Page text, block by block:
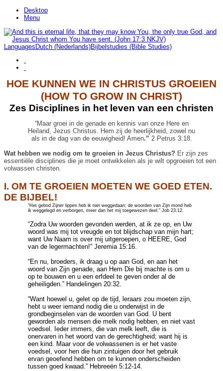
Desktop
Menu
LanguagesDutch (Nederlands)Bijbelstudies (Bible Studies)
HOE KUNNEN WE IN CHRISTUS GROEIEN
(HOW TO GROW IN CHRIST)
Zes Disciplines in het leven van een christen
“Maar groei in de genade en kennis van onze Here en
Heiland, Jezus Christus. Hem zij de heerlijkheid, zowel nu
als in de dag van de eeuwigheid! Amen.” 2 Petrus 3:18.
Wat hebben we nodig om te groeien in Jezus Christus? Er zijn zes
essentiële disciplines die je moet ontwikkelen als je wilt opgroeien tot een
volwassen christen.
I. OM TE GROEIEN MOETEN WE GOED ETEN.
DE BIJBEL!
“Het gebod Zijner lippen heb ik niet weggedaan; de woorden van Zijn mond heb
ik weggelegd en verborgen, meer dan het mij toegewezen deel.” Job 23:12.
“Zodra Uw woorden gevonden werden, at ik ze op, en Uw
woord was mij tot vreugde en tot blijdschap van mijn hart;
want Uw Naam is over mij uitgeroepen, o HEERE, God
van de legermachten!” Jeremia 15:16.
“En nu, broeders, ik draag u op aan God, en aan het
woord van Zijn genade, aan Hem Die bij machte is om u
op te bouwen en u een erfdeel te geven onder al de
geheiligden.” Handelingen 20:32.
“Want hoewel u, gelet op de tijd, leraars zou moeten zijn,
hebt u weer iemand nodig die u onderwijst in de
grondbeginselen van de woorden van God. U bent
geworden als mensen die melk nodig hebben, en niet vast
voedsel. Ieder immers, die van melk leeft, die is
onervaren in het woord van de gerechtigheid; want hij is
een kind. Maar voor de volwassenen is er het vaste
voedsel, voor hen die hun zintuigen door het gebruik
ervan geoefend hebben om te kunnen onderscheiden
tussen goed kwaad.” Hebreeën 5:12-14.